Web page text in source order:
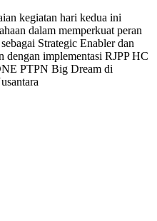
kegiatan hari kedua ini
dalam memperkuat peran
Strategic Enabler dan
dengan implementasi RJPP HC
PTPN Big Dream di